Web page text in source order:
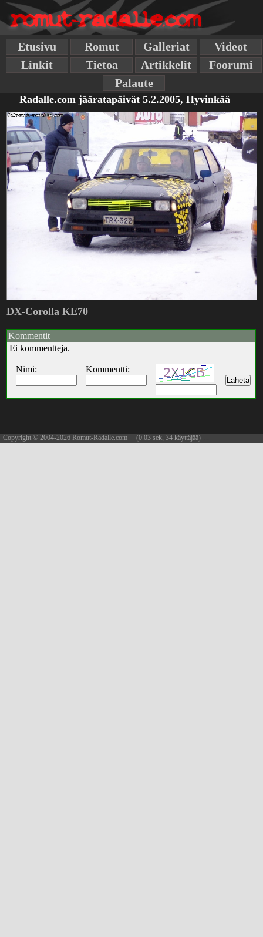
Etusivu Romut Galleriat
Videot
Linkit
Tietoa Artikkelit
Foorumi
Palaute
Radalle.com jääratapäivät 5.2.2005, Hyvinkää
DX-Corolla KE70
Kommentit
Ei kommentteja.
Nimi: Kommentti:
Copyright © 2004-2026 Romut-Radalle.com (0.03 sek, 34 käyttäjää)